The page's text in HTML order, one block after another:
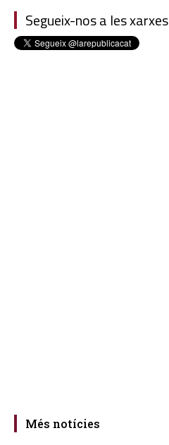
Segueix-nos a les xarxes
Més notícies